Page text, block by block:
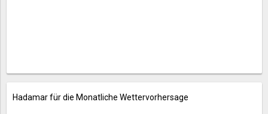
Hadamar für die Monatliche Wettervorhersage